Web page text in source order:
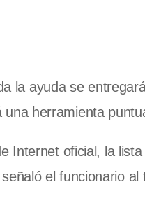
la ayuda se
herramienta
Internet oficial, la
el funcionario